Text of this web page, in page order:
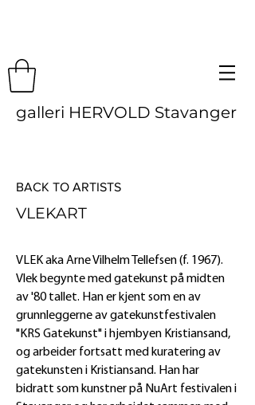
galleri HERVOLD Stavanger
BACK TO ARTISTS
VLEKART
VLEK aka Arne Vilhelm Tellefsen (f. 1967).
Vlek begynte med gatekunst på midten
av '80 tallet. Han er kjent som en av
grunnleggerne av gatekunstfestivalen
"KRS Gatekunst" i hjembyen Kristiansand,
og arbeider fortsatt med kuratering av
gatekunsten i Kristiansand. Han har
bidratt som kunstner på NuArt festivalen i